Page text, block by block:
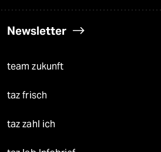
Newsletter
team zukunft
taz frisch
taz zahl ich